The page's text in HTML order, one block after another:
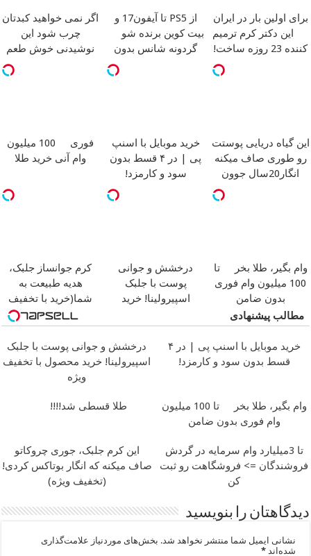
برای اولین بار در ایران
این دکتر کرم ترمیم
کننده 23 روزه ساخت!
از PS5 تا آیفون17 و
بیت کوین برنده شو
گردونه شانس بدون
اگر نمی خواهید کبدتان
چرب شود این
نوشیدنی خوش طعم
این گیاه دریایی پوستت
رو طوری صاف میکنه
انگار20سال جوون
لینک خرید
خرید موبایل با اسنپ
پی | در ۴ قسط بدون
سود و کارمزد!
فوری
100 میلیون
وام آنی خرید طلا
وام بگیر، طلا بخر
تا
100 میلیون وام فوری
بدون ضامن
درخشش و جوانی
پوست با جلبک
اسپیرولینا! خرید
کرم جوانساز جلبک،
هدیه طبیعت به
شما(خرید با تخفیف
ویژه)
مطالب پیشنهادی
خرید موبایل با اسنپ پی | در ۴
قسط بدون سود و کارمزد!
درخشش و جوانی پوست با جلبک
اسپیرولینا! خرید محصول با تخفیف
ویژه
وام بگیر، طلا بخر
تا 100 میلیون
وام فوری بدون ضامن
طلا قسطی شد!!!!
تا 3میلیارد وام سرمایه در گردش
فروشندگان => فروشگاهت رو ثبت
کن
این کرم جلبک، جوری چروکاتو
صاف میکنه که انگار بوتاکس کردی!
(تخفیف ویژه)
دیدگاهتان را بنویسید
نشانی ایمیل شما منتشر نخواهد شد. بخش‌های موردنیاز علامت‌گذاری
شده‌اند*